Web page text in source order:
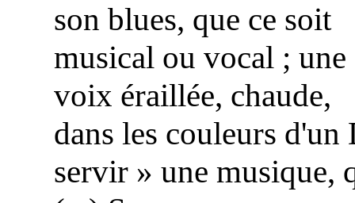
son blues, que ce soit
musical ou vocal ; une
voix éraillée, chaude,
dans les couleurs
servir » une musique,